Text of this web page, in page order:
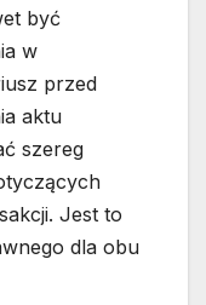
być
w
przed
aktu
szereg
Jest to
dla obu